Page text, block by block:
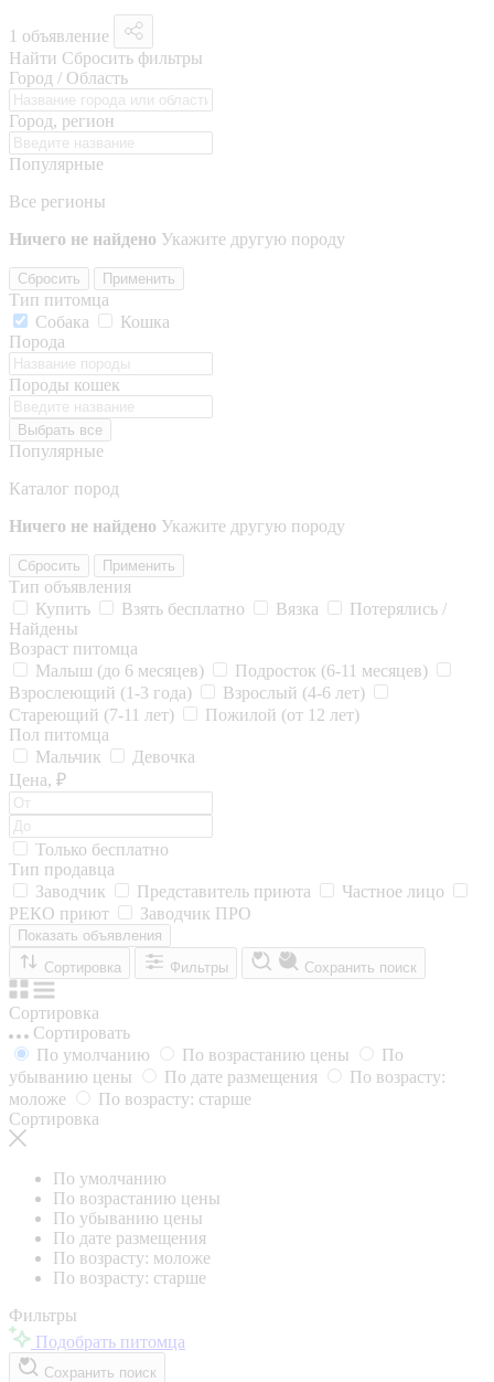
1 объявление
Найти Сбросить фильтры
Город / Область
Город, регион
Популярные
Все регионы
Ничего не найдено Укажите другую породу
Сбросить Применить
Тип питомца
Собака
Кошка
Порода
Породы кошек
Выбрать все
Популярные
Каталог пород
Ничего не найдено Укажите другую породу
Сбросить Применить
Тип объявления
Купить
Взять бесплатно Вязка
Потерялись /
Найдены
Возраст питомца
Малыш (до 6 месяцев)
Подросток (6-11 месяцев)
Взрослеющий (1-3 года)
Взрослый (4-6 лет)
Стареющий (7-11 лет)
Пожилой (от 12 лет)
Пол питомца
Мальчик
Девочка
Цена, ₽
Только бесплатно
Тип продавца
Заводчик
Представитель приюта
Частное лицо
РЕКО приют
Заводчик ПРО
Показать объявления
Сортировка
Фильтры Сохранить поиск
Сортировка
Сортировать
По умолчанию
По возрастанию цены
По
убыванию цены
По дате размещения
По возрасту:
моложе
По возрасту: старше
Сортировка
По умолчанию
По возрастанию цены
По убыванию цены
По дате размещения
По возрасту: моложе
По возрасту: старше
Фильтры
Подобрать питомца
Сохранить поиск